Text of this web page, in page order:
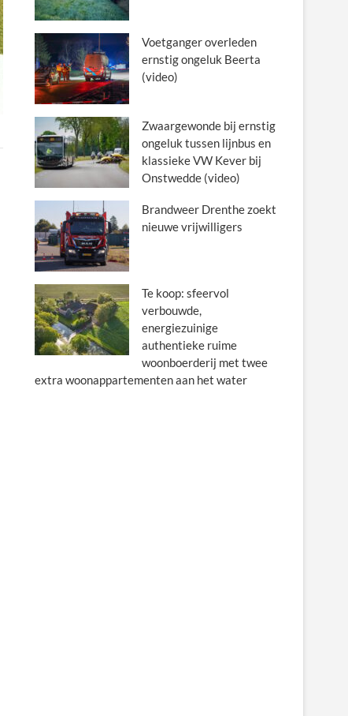
Voetganger overleden
ernstig ongeluk Beerta
(video)
Zwaargewonde bij ernstig
ongeluk tussen lijnbus en
klassieke VW Kever bij
Onstwedde (video)
Brandweer Drenthe zoekt
nieuwe vrijwilligers
Te koop: sfeervol
verbouwde,
energiezuinige
authentieke ruime
woonboerderij met twee
extra woonappartementen aan het water